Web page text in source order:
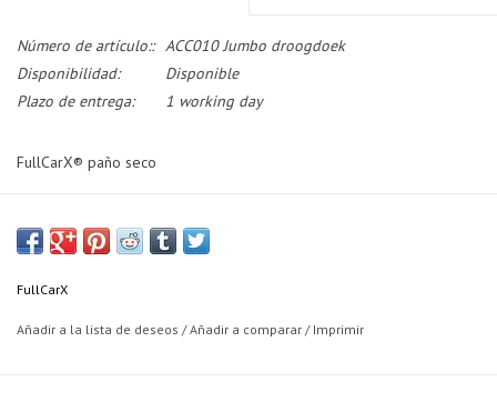
Número de artículo:: ACC010 Jumbo droogdoek
Disponibilidad:
Disponible
Plazo de entrega:
1 working day
FullCarX® paño seco
FullCarX
Añadir a la lista de deseos /Añadir a comparar / Imprimir